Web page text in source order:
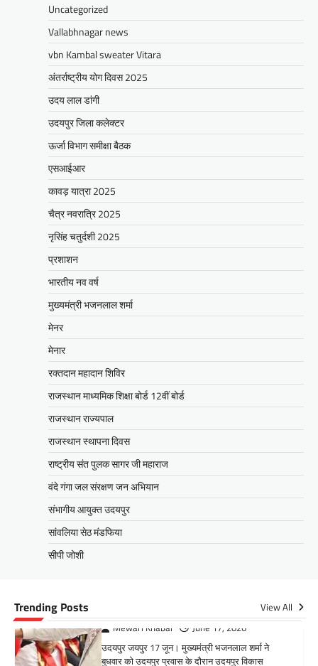
Uncategorized
Vallabhnagar news
vbn Kambal sweater Vitara
अंतर्राष्ट्रीय योग दिवस 2025
उदय लाल डांगी
उदयपुर जिला कलेक्टर
ऊर्जा विभाग समीक्षा बैठक
एसआईआर
कावड़ यात्रा 2025
चैत्र नवरात्रि 2025
नृसिंह चतुर्दशी 2025
प्रशाशन
भारतीय नव वर्ष
मुख्यमंत्री भजनलाल शर्मा
मेनर
मेनार
रक्तदान महादान शिविर
राजस्थान माध्यमिक शिक्षा बोर्ड 12वीं बोर्ड
राजस्थान राज्यपाल
राजस्थान स्थापना दिवस
राष्ट्रीय संत पुलक सागर जी महाराज
वंदे गंगा जल संरक्षण जन अभियान
संभागीय आयुक्त उदयपुर
सांवलिया सेठ मंडफिया
सीपी जोशी
Trending Posts View All
BLOG
मुख्यमंत्री का उदयपुर दौरा’मुख्यमंत्री
भजनलाल शर्मा ने उदयपुर जिले को दी
विभिन्न विकास कार्यों की सौगातें’’421
करोड़ रुपये के कार्यों का किया लोकार्पण एवं
पर हो रहा तेजी से काम’
Mewari Khabar August 2, 2026
मेवाड़ी खबर@उदयपुर/जयपुर। मुख्यमंत्री भजनलाल शर्मा
रोडमैप बनाया, जिसके तहत पानी,…
Facebook
EmailWhatsApp
Reddit
X
Share
मुख्यमंत्री ने उदयपुर में शहरी सेवा शिविर
का किया निरीक्षणसेवा शिविरों के माध्यम से
अंतिम व्यक्ति तक पहुंच रही
लाभ, लोगों की समस्याओं का हर हाल में हो
समाधान, अधिकारी नहीं
Mewari Khabar June 17, 2026
उदयपुर जयपुर 17 जून। मुख्यमंत्री भजनलाल शर्मा ने
बुधवार को उदयपुर प्रवास के दौरान उदयपुर विकास
प्राधिकरण में आयोजित शहरी…
Facebook
EmailWhatsApp
Reddit
X
Share
मेवाड़ी खबर@उदयपुर। राजस्थान सरकार द्वारा गांव के
अंतिम पायदान पर बैठे व्यक्ति तक योजनाओं का लाभ
पहुंचाने और उसे मुख्यधारा…